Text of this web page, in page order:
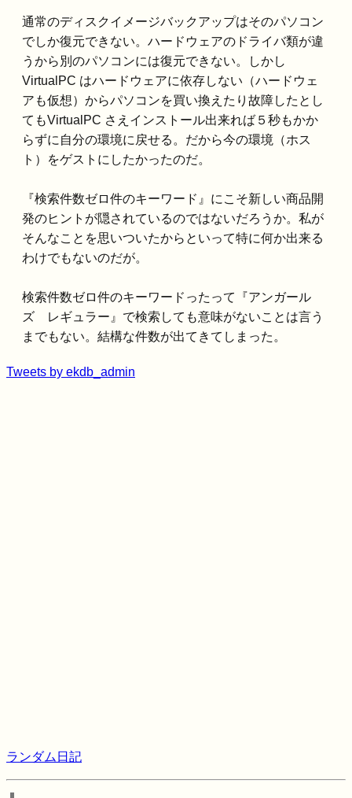
通常のディスクイメージバックアップはそのパソコン
でしか復元できない。ハードウェアのドライバ類が違
うから別のパソコンには復元できない。しかし
VirtualPC はハードウェアに依存しない（ハードウェ
アも仮想）からパソコンを買い換えたり故障したとし
てもVirtualPC さえインストール出来れば５秒もかか
らずに自分の環境に戻せる。だから今の環境（ホス
ト）をゲストにしたかったのだ。
『検索件数ゼロ件のキーワード』にこそ新しい商品開
発のヒントが隠されているのではないだろうか。私が
そんなことを思いついたからといって特に何か出来る
わけでもないのだが。
検索件数ゼロ件のキーワードったって『アンガール
ズ レギュラー』で検索しても意味がないことは言う
までもない。結構な件数が出てきてしまった。
Tweets by ekdb_admin
ランダム日記